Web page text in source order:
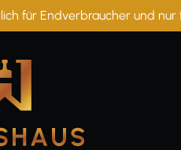
für Endverbraucher und